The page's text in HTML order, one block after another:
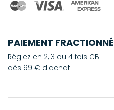
PAIEMENT FRACTIONNÉ
Réglez en 2, 3 ou 4 fois CB
dès 99 € d'achat